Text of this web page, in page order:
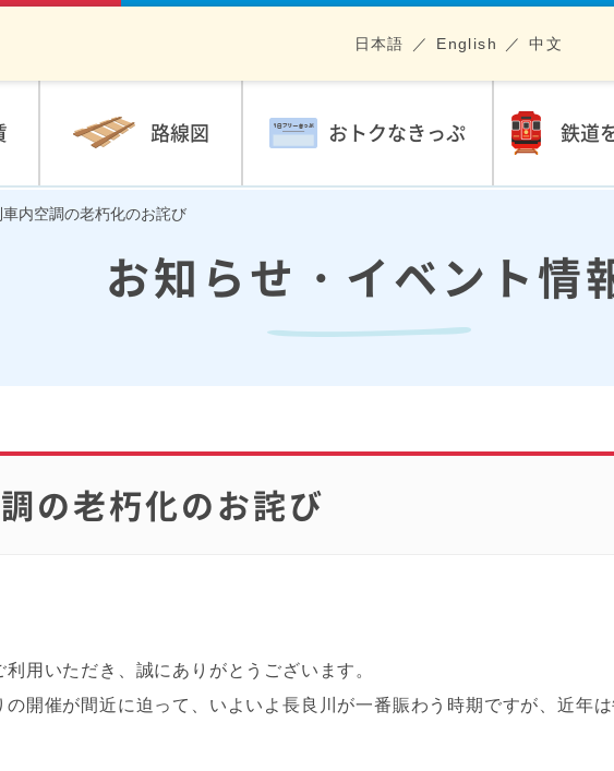
路線図 おトクなきっぷ 鉄道
日本語 English 中文
車内空調の老朽化のお詫び
お知らせ・イベント情
の老朽化のお詫び
用いただき、誠にありがとうございます。
の開催が間近に迫って、いよいよ長良川が一番賑わう時期ですが、近年